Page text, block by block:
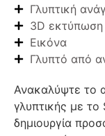
Γλυπτική
3D εκτύπωση
Εικόνα
Γλυπτό από
Ανακαλύψτε το
γλυπτικής με
δημιουργία